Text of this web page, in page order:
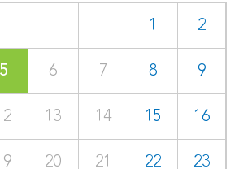
1 2
5 6 7 8 9
13 14 15 16
20 21 22 23